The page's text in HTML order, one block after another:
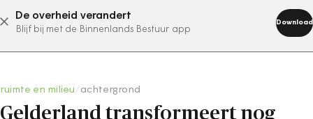
De overheid verandert
Blijf bij met de Binnenlands Bestuur app
Download
abonneer nu
ruimte en milieu achtergrond
Gelderland transformeert nog